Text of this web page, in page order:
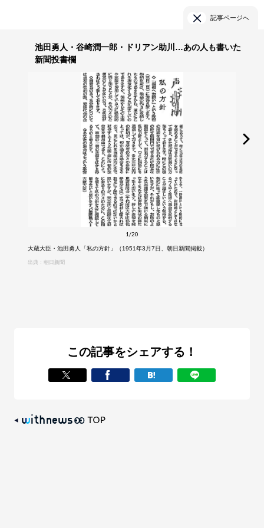
記事ページへ
池田勇人・谷崎潤一郎・ドリアン助川…あの人も書いた
新聞投書欄
1/20
大蔵大臣・池田勇人「私の方針」（1951年3月7日、朝日新聞掲載）
出典：朝日新聞
この記事をシェアする！